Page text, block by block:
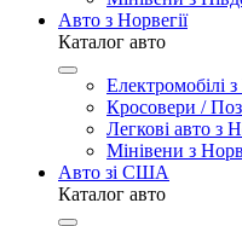
Авто з Норвегії
Каталог авто
Електромобілі з
Кросовери /
Легкові авто з
Мінівени з
Авто зі США
Каталог авто